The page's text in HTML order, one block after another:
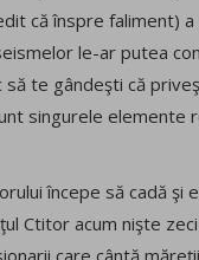
că înspre faliment)
le-ar putea
te gândeşti că
singurele elemente
începe să cadă şi
Ctitor acum nişte
care cântă